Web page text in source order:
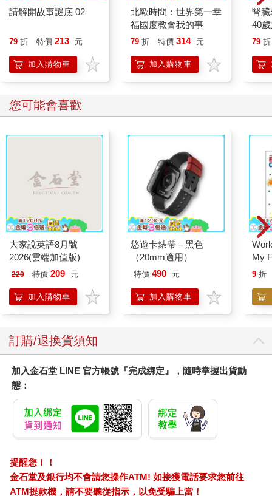
請解開故事謎底 02
79 折 特價 213 元
加入購物車
北歐時間：世界第一幸
福國度教會我的事
79 折 特價 314 元
加入購物車
腎
40
就
79 折
您可能會喜歡
大家說英語8月號
2026(雲端加值版)
220 特價 209 元
加入購物車
悠遊卡錶帶－黑色
（20mm適用）
特價 490 元
加入購物車
My
9 折
訂購/退換貨須知
加入金石堂 LINE 官方帳號『完成綁定』，隨時掌握出貨動
態：
提醒您！！
金石堂及銀行均不會請您操作ATM! 如接獲電話要求您前往
ATM提款機，請不要聽從指示，以免受騙上當！